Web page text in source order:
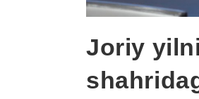
Joriy